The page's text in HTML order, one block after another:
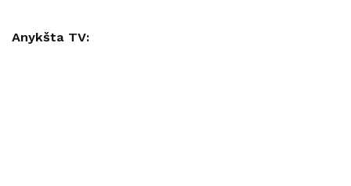
Anykšta TV: